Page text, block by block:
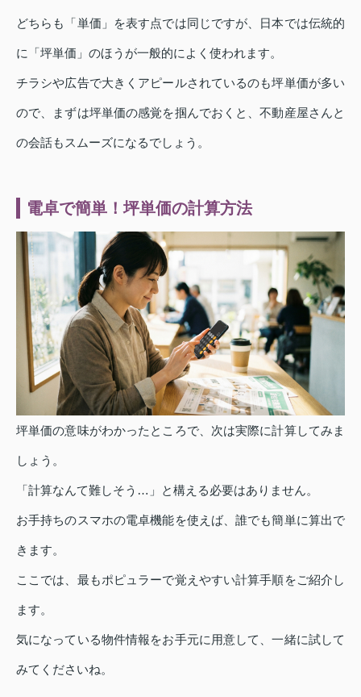
どちらも「単価」を表す点では同じですが、日本では伝統的
に「坪単価」のほうが一般的によく使われます。
チラシや広告で大きくアピールされているのも坪単価が多い
ので、まずは坪単価の感覚を掴んでおくと、不動産屋さんと
の会話もスムーズになるでしょう。
電卓で簡単！坪単価の計算方法
坪単価の意味がわかったところで、次は実際に計算してみま
しょう。
「計算なんて難しそう…」と構える必要はありません。
お手持ちのスマホの電卓機能を使えば、誰でも簡単に算出で
きます。
ここでは、最もポピュラーで覚えやすい計算手順をご紹介し
ます。
気になっている物件情報をお手元に用意して、一緒に試して
みてくださいね。